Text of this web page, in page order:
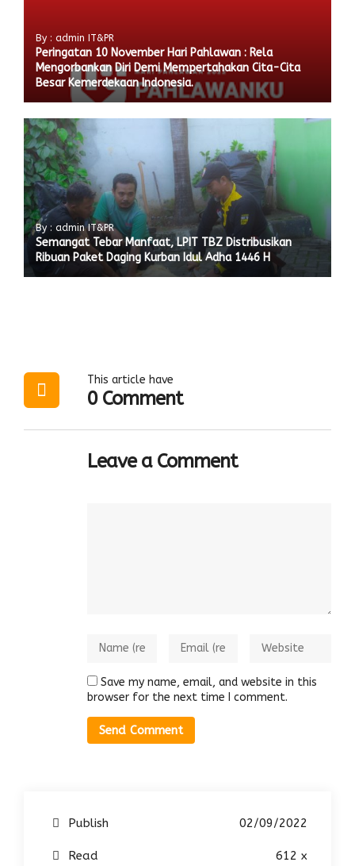
By : admin IT&PR
Peringatan 10 November Hari Pahlawan : Rela
Mengorbankan Diri Demi Mempertahakan Cita-Cita
Besar Kemerdekaan Indonesia.
By : admin IT&PR
Semangat Tebar Manfaat, LPIT TBZ Distribusikan
Ribuan Paket Daging Kurban Idul Adha 1446 H
This article have
0 Comment
Leave a Comment
Save my name, email, and website in this
browser for the next time I comment.
Publish 02/09/2022
Read 612 x